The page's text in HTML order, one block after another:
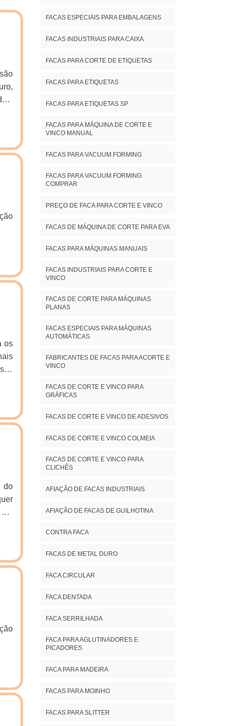
os
e
e
o
os
do
de
FACAS ESPECIAIS PARA EMBALAGENS
FACAS INDUSTRIAIS PARA CAIXA
FACAS PARA CORTE DE ETIQUETAS
FACAS PARA ETIQUETAS
FACAS PARA ETIQUETAS SP
FACAS PARA MÁQUINA DE CORTE E
VINCO MANUAL
FACAS PARA VACUUM FORMING
FACAS PARA VACUUM FORMING
COMPRAR
PREÇO DE FACA PARA CORTE E VINCO
FACAS DE MÁQUINA DE CORTE PARA EVA
FACAS PARA MÁQUINAS MANUAIS
FACAS INDUSTRIAIS PARA CORTE E
VINCO
FACAS DE CORTE PARA MÁQUINAS
PLANAS
FACAS ESPECIAIS PARA MÁQUINAS
AUTOMÁTICAS
FABRICANTES DE FACAS PARA ACORTE E
VINCO
FACAS DE CORTE E VINCO PARA
GRÁFICAS
FACAS DE CORTE E VINCO DE ADESIVOS
FACAS DE CORTE E VINCO COLMEIA
FACAS DE CORTE E VINCO PARA
CLICHÊS
AFIAÇÃO DE FACAS INDUSTRIAIS
AFIAÇÃO DE FACAS DE GUILHOTINA
CONTRA FACA
FACAS DE METAL DURO
FACA CIRCULAR
FACA DENTADA
FACA SERRILHADA
FACA PARA AGLUTINADORES E
PICADORES
FACA PARA MADEIRA
FACAS PARA MOINHO
FACAS PARA SLITTER